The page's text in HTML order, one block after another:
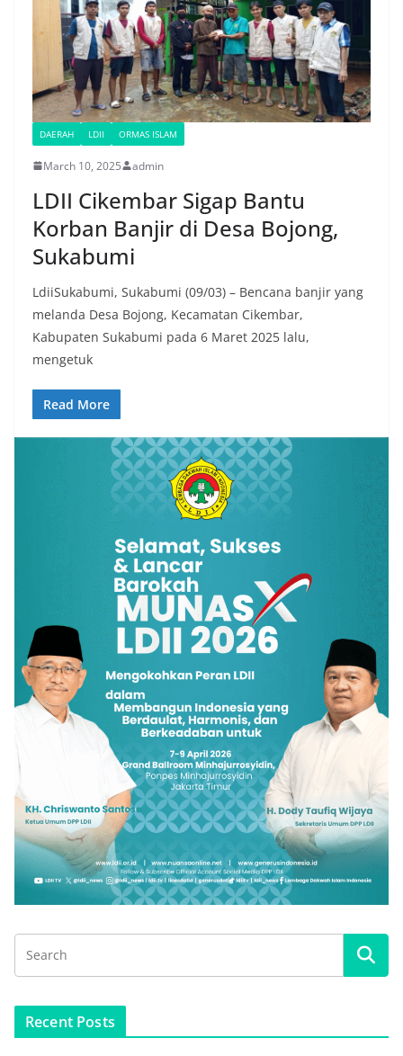
DAERAH LDII ORMAS ISLAM
March 10, 2025 admin
LDII Cikembar Sigap Bantu
Korban Banjir di Desa Bojong,
Sukabumi
LdiiSukabumi, Sukabumi (09/03) – Bencana banjir yang
melanda Desa Bojong, Kecamatan Cikembar,
Kabupaten Sukabumi pada 6 Maret 2025 lalu,
mengetuk
Read More
Recent Posts